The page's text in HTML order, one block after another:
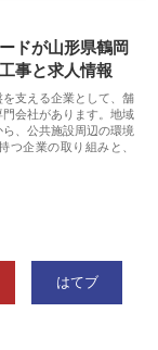
ドが山形県鶴岡
事と求人情報
支える企業として、舗
会社があります。地域
、公共施設周辺の環境
つ企業の取り組みと、
はてブ